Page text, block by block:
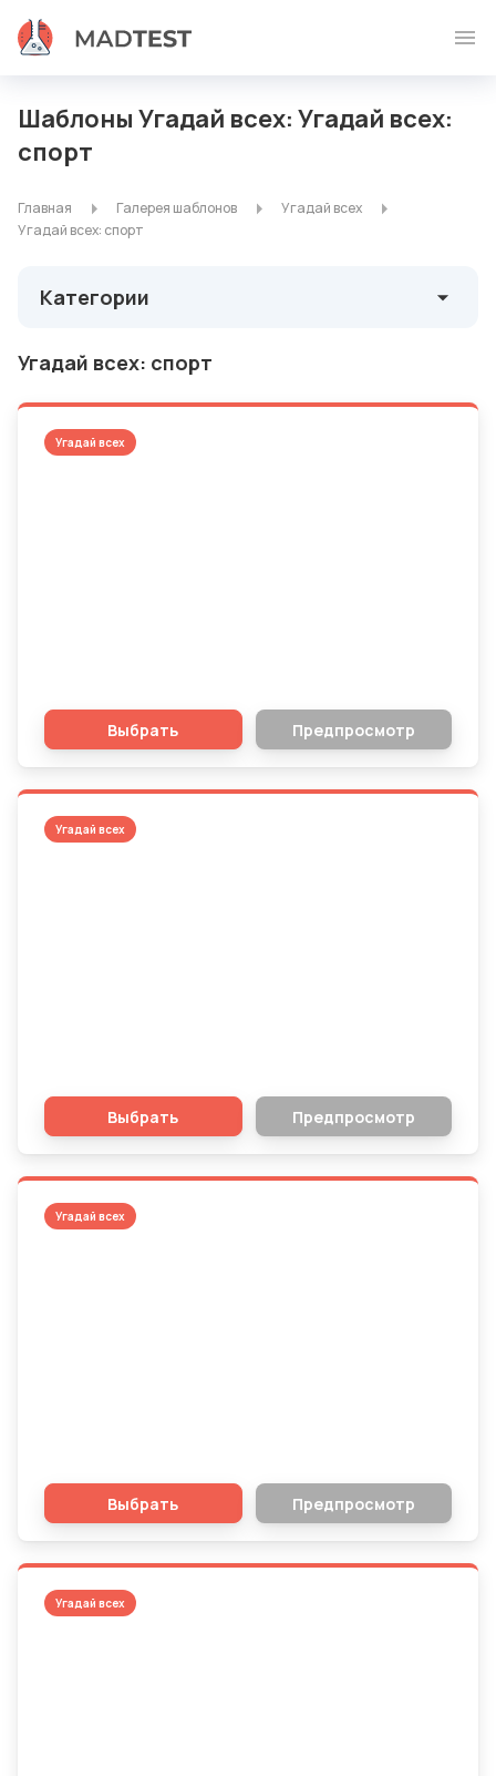
Шаблоны Угадай всех: Угадай всех:
спорт
Главная Галерея шаблонов
Угадай всех
Угадай всех: спорт
Категории
Угадай всех: спорт
Угадай всех
Выбрать Предпросмотр
Угадай всех
Выбрать Предпросмотр
Угадай всех
Выбрать Предпросмотр
Угадай всех